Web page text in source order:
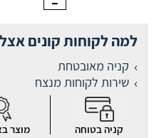
למה לקוחות קונים
קניה מאובטחת
שירות לקוחות מנצח
קניה בטוחה מוצר